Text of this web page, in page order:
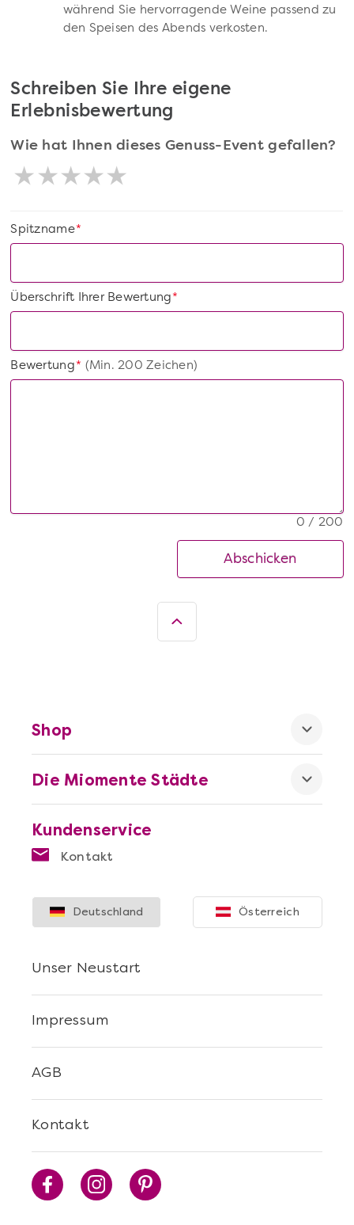
während Sie hervorragende Weine passend zu
den Speisen des Abends verkosten.
Schreiben Sie Ihre eigene
Erlebnisbewertung
Wie hat Ihnen dieses Genuss-Event gefallen?
*
Spitzname
*
Überschrift Ihrer Bewertung
*
Bewertung(Min. 200 Zeichen)
0 / 200
Abschicken
Kundenservice
Kontakt
Die Miomente Städte
Shop
Kontakt
AGB
Impressum
Unser Neustart
Deutschland Österreich